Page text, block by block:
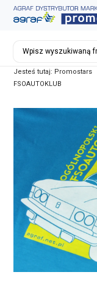
Jesteś tutaj: Promostars
FSOAUTOKLUB